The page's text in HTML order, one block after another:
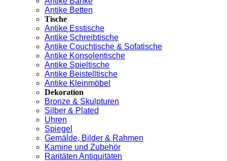
Antike Betten
Tische
Antike Esstische
Antike Schreibtische
Antike Couchtische & Sofatische
Antike Konsolentische
Antike Spieltische
Antike Beistelltische
Antike Kleinmöbel
Dekoration
Bronze & Skulpturen
Silber & Plated
Uhren
Spiegel
Gemälde, Bilder & Rahmen
Kamine und Zubehör
Raritäten Antiquitäten